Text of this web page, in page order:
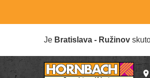
Je Bratislava - Ružinov